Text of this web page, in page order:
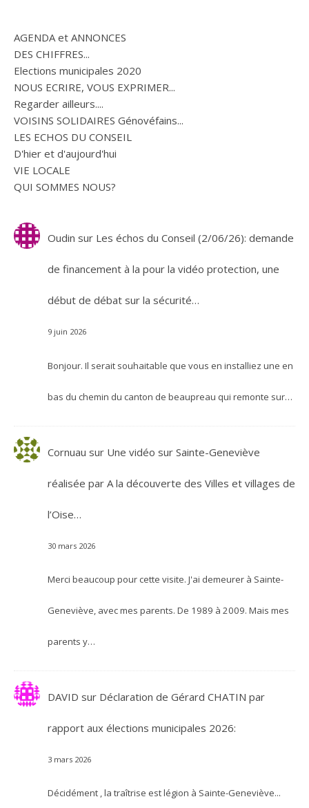
AGENDA et ANNONCES
DES CHIFFRES...
Elections municipales 2020
NOUS ECRIRE, VOUS EXPRIMER...
Regarder ailleurs....
VOISINS SOLIDAIRES Génovéfains...
LES ECHOS DU CONSEIL
D'hier et d'aujourd'hui
VIE LOCALE
QUI SOMMES NOUS?
Oudin sur Les échos du Conseil (2/06/26): demande
de financement à la pour la vidéo protection, une
début de débat sur la sécurité…
9 juin 2026
Bonjour. Il serait souhaitable que vous en installiez une en
bas du chemin du canton de beaupreau qui remonte sur…
Cornuau sur Une vidéo sur Sainte-Geneviève
réalisée par A la découverte des Villes et villages de
l’Oise…
30 mars 2026
Merci beaucoup pour cette visite. J'ai demeurer à Sainte-
Geneviève, avec mes parents. De 1989 à 2009. Mais mes
parents y…
DAVID sur Déclaration de Gérard CHATIN par
rapport aux élections municipales 2026:
3 mars 2026
Décidément , la traîtrise est légion à Sainte-Geneviève...